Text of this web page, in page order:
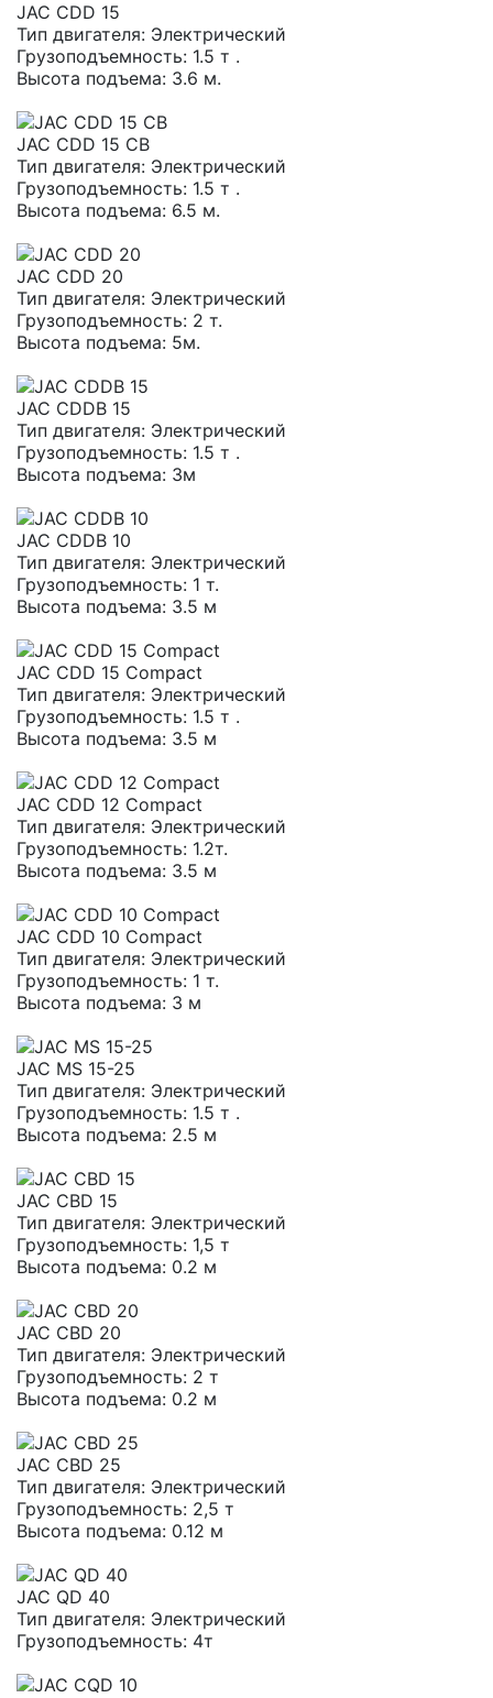
JAC CDD 15
Тип двигателя: Электрический
Грузоподъемность: 1.5 т .
Высота подъема: 3.6 м.
JAC CDD 15 CB
Тип двигателя: Электрический
Грузоподъемность: 1.5 т .
Высота подъема: 6.5 м.
JAC CDD 20
Тип двигателя: Электрический
Грузоподъемность: 2 т.
Высота подъема: 5м.
JAC CDDB 15
Тип двигателя: Электрический
Грузоподъемность: 1.5 т .
Высота подъема: 3м
JAC CDDB 10
Тип двигателя: Электрический
Грузоподъемность: 1 т.
Высота подъема: 3.5 м
JAC CDD 15 Compact
Тип двигателя: Электрический
Грузоподъемность: 1.5 т .
Высота подъема: 3.5 м
JAC CDD 12 Compact
Тип двигателя: Электрический
Грузоподъемность: 1.2т.
Высота подъема: 3.5 м
JAC CDD 10 Compact
Тип двигателя: Электрический
Грузоподъемность: 1 т.
Высота подъема: 3 м
JAC MS 15-25
Тип двигателя: Электрический
Грузоподъемность: 1.5 т .
Высота подъема: 2.5 м
JAC CBD 15
Тип двигателя: Электрический
Грузоподъемность: 1,5 т
Высота подъема: 0.2 м
JAC CBD 20
Тип двигателя: Электрический
Грузоподъемность: 2 т
Высота подъема: 0.2 м
JAC CBD 25
Тип двигателя: Электрический
Грузоподъемность: 2,5 т
Высота подъема: 0.12 м
JAC QD 40
Тип двигателя: Электрический
Грузоподъемность: 4т